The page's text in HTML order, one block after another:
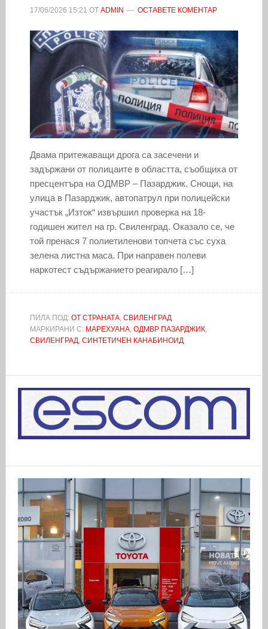
17/06/2026 15:21 ОТ ADMIN ОСТАВЕТЕ КОМЕНТАР
Двама притежаващи дрога са засечени и
задържани от полицаите в областта, съобщиха от
пресцентъра на ОДМВР – Пазарджик. Снощи, на
улица в Пазарджик, автопатрул при полицейски
участък „Изток“ извършил проверка на 18-
годишен жител на гр. Свиленград. Оказало се, че
той пренася 7 полиетиленови топчета със суха
зелена листна маса. При направен полеви
наркотест съдържанието реагирало […]
ПИЛА ПОД: ОТ СТРАНАТА, СВИЛЕНГРАД
МАРКИРАНИ С: МАРЕХУАНА, ОДМВР ПАЗАРДЖИК,
СВИЛЕНГРАД, СИНТЕТИЧЕН КАНАБИНОИД